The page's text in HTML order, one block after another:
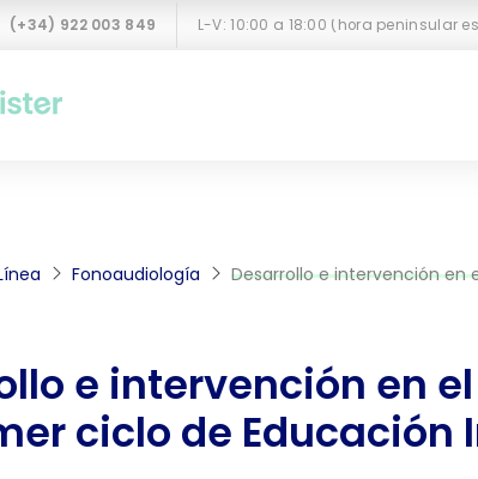
(+34) 922 003 849 L-V: 10:00 a 18:00 (hora peninsular
Fonoaudiología Desarrollo e intervención en el
e intervención en
ciclo de Educación